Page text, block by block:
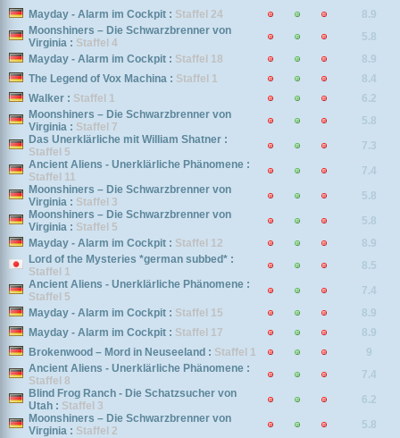
Mayday - Alarm im Cockpit : Staffel 24
8.9
Moonshiners – Die Schwarzbrenner von
Virginia : Staffel 4
5.8
Mayday - Alarm im Cockpit : Staffel 18
8.9
The Legend of Vox Machina : Staffel 1
8.4
Walker : Staffel 1
6.2
Moonshiners – Die Schwarzbrenner von
Virginia : Staffel 7
5.8
Das Unerklärliche mit William Shatner :
Staffel 5
7.3
Ancient Aliens - Unerklärliche Phänomene :
Staffel 11
7.4
Moonshiners – Die Schwarzbrenner von
Virginia : Staffel 3
5.8
Moonshiners – Die Schwarzbrenner von
Virginia : Staffel 5
5.8
Mayday - Alarm im Cockpit : Staffel 12
8.9
Lord of the Mysteries *german subbed* :
Staffel 1
8.5
Ancient Aliens - Unerklärliche Phänomene :
Staffel 5
7.4
Mayday - Alarm im Cockpit : Staffel 15
8.9
Mayday - Alarm im Cockpit : Staffel 17
8.9
Brokenwood – Mord in Neuseeland : Staffel 1
9
Ancient Aliens - Unerklärliche Phänomene :
Staffel 8
7.4
Blind Frog Ranch - Die Schatzsucher von
Utah : Staffel 3
6.2
Moonshiners – Die Schwarzbrenner von
Virginia : Staffel 2
5.8